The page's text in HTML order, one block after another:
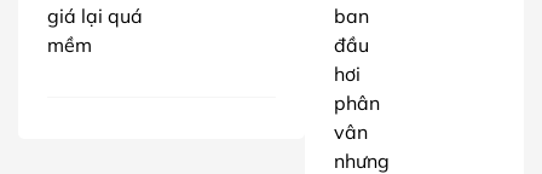
giá lại quá
mềm
ban
đầu
hơi
phân
vân
nhưng